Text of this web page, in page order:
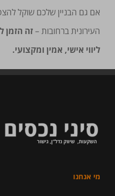
אם גם הבניין שלכם שוקל
העירונית ברחובות –זה הזמן
ליווי אישי, אמין ומקצועי.
מי אנחנו